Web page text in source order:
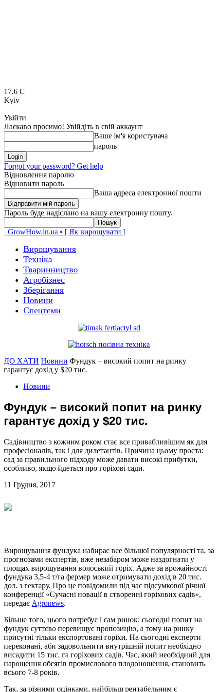
17.6 C
Kyiv
Увійти
Ласкаво просимо! Увійдіть в свій аккаунт
Ваше ім'я користувача
пароль
Forgot your password? Get help
Відновлення паролю
Відновити пароль
Ваша адреса електронної пошти
Пароль буде надіслано на вашу електронну пошту.
GrowHow.in.ua • [ Як вирощувати ]
Вирощування
Техніка
Тваринництво
Агробізнес
Зберігання
Новини
Спецтеми
ДО ХАТИ Новини Фундук – високий попит на ринку
гарантує дохід у $20 тис.
Новини
Фундук – високий попит на ринку
гарантує дохід у $20 тис.
Садівництво з кожним роком стає все привабливішим як для
професіоналів, так і для дилетантів. Причина цьому проста:
сад за правильного підходу може давати високі прибутки,
особливо, якщо йдеться про горіхові сади.
11 Грудня, 2017
Вирощування фундука набирає все більшої популярності та, за
прогнозами експертів, вже незабаром може наздогнати у
площах вирощування волоський горіх. Адже за врожайності
фундука 3,5-4 т/га фермер може отримувати дохід в 20 тис.
дол. з гектару. Про це повідомили під час підсумкової річної
конференції «Сучасні новації в створенні горіхових садів»,
передає Agronews.
Більше того, цього потребує і сам ринок: сьогодні попит на
фундук суттєво перевищує пропозицію, а тому на ринку
присутні тільки експортовані горіхи. На сьогодні експерти
переконані, аби задовольнити внутрішній попит необхідно
висадити 15 тис. га горіхових садів. Час, який необхідний для
нарощення обсягів промислового плодоношення, становить
всього 7-8 років.
Так, за різними оцінками, найбільш рентабельним є